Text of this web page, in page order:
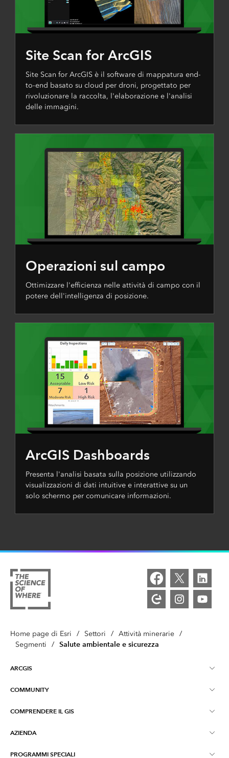
Site Scan for ArcGIS
Site Scan for ArcGIS è il software di mappatura end-
to-end basato su cloud per droni, progettato per
rivoluzionare la raccolta, l'elaborazione e l'analisi
delle immagini.
Operazioni sul campo
Ottimizzare l'efficienza nelle attività di campo con il
potere dell'intelligenza di posizione.
ArcGIS Dashboards
Presenta l'analisi basata sulla posizione utilizzando
visualizzazioni di dati intuitive e interattive su un
solo schermo per comunicare informazioni.
Home page di Esri / Settori / Attività minerarie /
Segmenti
/ Salute ambientale e sicurezza
ARCGIS
Panoramica ArcGIS
Mappatura
COMMUNITY
Community Esri
Blog di ArcGIS
COMPRENDERE IL GIS
Cos'è il GIS?
AZIENDA
Informazioni su Esri
PROGRAMMI SPECIALI